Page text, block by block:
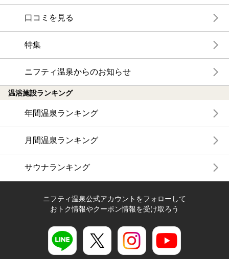
口コミを見る
特集
ニフティ温泉からのお知らせ
温浴施設ランキング
年間温泉ランキング
月間温泉ランキング
サウナランキング
ニフティ温泉公式アカウントをフォローして
おトク情報やクーポン情報を受け取ろう